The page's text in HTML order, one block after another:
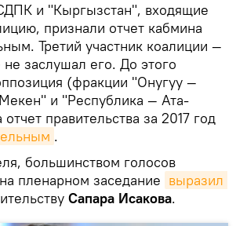
и "Кыргызстан", входящие
признали отчет кабмина
Третий участник коалиции —
заслушал его. До этого
(фракции "Онугуу —
и "Республика — Ата-
правительства за 2017 год
.
большинством голосов
пленарном заседание выразил
Сапара Исакова.